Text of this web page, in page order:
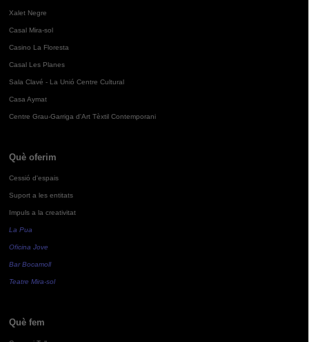
Xalet Negre
Casal Mira-sol
Casino La Floresta
Casal Les Planes
Sala Clavé - La Unió Centre Cultural
Casa Aymat
Centre Grau-Garriga d'Art Tèxtil Contemporani
Què oferim
Cessió d'espais
Suport a les entitats
Impuls a la creativitat
La Pua
Oficina Jove
Bar Bocamoll
Teatre Mira-sol
Què fem